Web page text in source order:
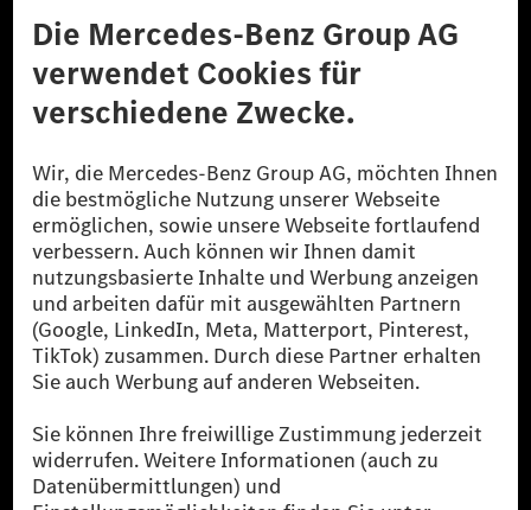
Datenschutz Lizenzhinweise Dritter Barrierefreiheit
© 2026 Mercedes-Benz Group AG. Alle Rechte vorbehalten.
[1] Bilanziell CO₂-neutral bedeutet, dass nicht vermiedene oder nicht
reduzierte CO₂-Emissionen bei der Mercedes-Benz Group durch
zertifizierte Ausgleichsprojekte kompensiert werden.
[2] Renewable Charging ist ein integraler Bestandteil von MB.CHARGE
Public in Europa, den USA, Kanada und China. Sofern an der jeweiligen
Ladestation noch kein Strom aus erneuerbaren Energien vorliegt,
verwendet Renewable Charging Grünstromzertifikate*. Diese stellen
sicher, dass für Ladevorgänge über MB.CHARGE Public eine äquivalente
Strommenge aus erneuerbaren Energien ins Stromnetz eingespeist wird.
als sechs Jahre sind.
* Inkl. EKOenergy Ökolabel
* Die angegebenen Werte wurden nach dem vorgeschriebenen
Messverfahren WLTP (Worldwide harmonised Light vehicles Test